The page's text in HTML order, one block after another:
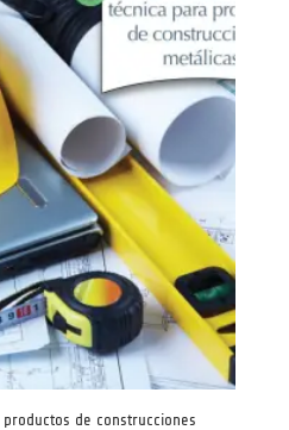
de construcciones